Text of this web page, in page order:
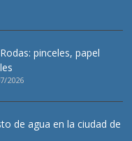
pinceles, papel
2026
de agua en la ciudad de